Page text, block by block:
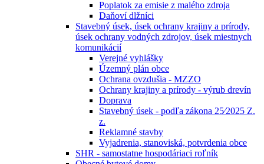
Poplatok za emisie z malého zdroja
Daňoví dlžníci
Stavebný úsek, úsek ochrany krajiny a prírody,
úsek ochrany vodných zdrojov, úsek miestnych
komunikácií
Verejné vyhlášky
Územný plán obce
Ochrana ovzdušia - MZZO
Ochrany krajiny a prírody - výrub drevín
Doprava
Stavebný úsek - podľa zákona 25⁄2025 Z.
z.
Reklamné stavby
Vyjadrenia, stanoviská, potvrdenia obce
SHR - samostatne hospodáriaci roľník